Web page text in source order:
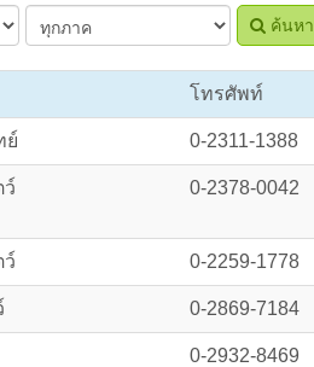
ค้นหา
โทรศัพท์
ย์ 0-2311-1388
ว์ 0-2378-0042
ว์ 0-2259-1778
0-2869-7184
0-2932-8469